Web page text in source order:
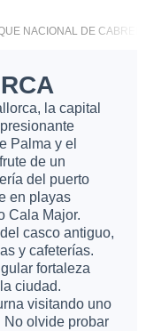
NACIONAL DE
la capital
Palma y el
de un
del puerto
en playas
Cala Major.
casco antiguo,
y cafeterías.
fortaleza
ciudad.
visitando uno
No olvide probar